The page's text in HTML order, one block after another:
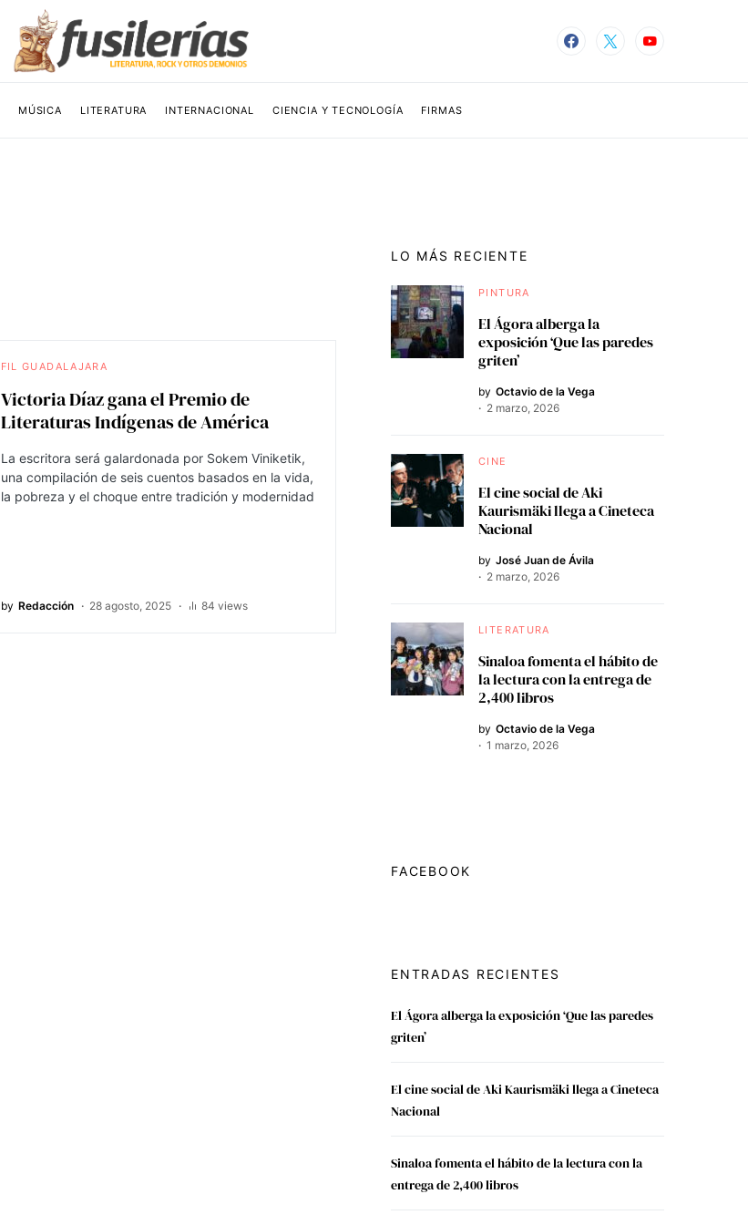
MÚSICA LITERATURA INTERNACIONAL CIENCIA Y TECNOLOGÍA FIRMAS
FIL GUADALAJARA
Victoria Díaz gana el Premio de
Literaturas Indígenas de América
La escritora será galardonada por Sokem Viniketik,
una compilación de seis cuentos basados en la vida,
la pobreza y el choque entre tradición y modernidad
by Redacción 28 agosto, 2025 84 views
LO MÁS RECIENTE
PINTURA
El Ágora alberga la
exposición ‘Que las paredes
griten’
by Octavio de la Vega
2 marzo, 2026
CINE
El cine social de Aki
Kaurismäki llega a Cineteca
Nacional
by José Juan de Ávila
2 marzo, 2026
LITERATURA
Sinaloa fomenta el hábito de
la lectura con la entrega de
2,400 libros
by Octavio de la Vega
1 marzo, 2026
FACEBOOK
ENTRADAS RECIENTES
El Ágora alberga la exposición ‘Que las paredes
griten’
El cine social de Aki Kaurismäki llega a Cineteca
Nacional
Sinaloa fomenta el hábito de la lectura con la
entrega de 2,400 libros